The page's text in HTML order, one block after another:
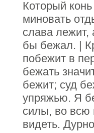
Который
миновать
слава лежит,
бы бежал. |
побежит в
бежать
бежит; суд
упряжью. Я
силы, во всю
видеть.